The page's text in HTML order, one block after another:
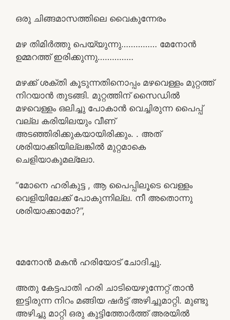
ഒരു ചിങ്ങമാസത്തിലെ വൈകുന്നേരം
മഴ തിമിർത്തു പെയ്യുന്നു…………… മേനോൻ
ഉമ്മറത്ത് ഇരിക്കുന്നു……………
മഴക്ക് ശക്തി കൂടുന്നതിനൊപ്പം മഴവെള്ളം മുറ്റത്ത്‌
നിറയാൻ തുടങ്ങി. മുറ്റത്തിന് സൈഡിൽ
മഴവെള്ളം ഒലിച്ചു പോകാൻ വെച്ചിരുന്ന പൈപ്പ്
വല്ല കരിയിലയും വീണ്
അടഞ്ഞിരിക്കുകയായിരിക്കും. . അത്
ശരിയാക്കിയില്ലങ്കിൽ മുറ്റമാകെ
ചെളിയാകുമല്ലോ.
“മോനെ ഹരികുട്ട , ആ പൈപ്പിലൂടെ വെള്ളം
വെളിയിലേക്ക് പോകുന്നില്ല. നീ അതൊന്നു
ശരിയാക്കാമോ?”,
മേനോൻ മകൻ ഹരിയോട് ചോദിച്ചു.
അതു കേട്ടപാതി ഹരി ചാടിയെഴുന്നേറ്റ് താൻ
ഇട്ടിരുന്ന നിറം മങ്ങിയ ഷർട്ട് അഴിച്ചുമാറ്റി. മുണ്ടു
അഴിച്ചു മാറ്റി ഒരു കുട്ടിത്തോർത്ത് അരയിൽ